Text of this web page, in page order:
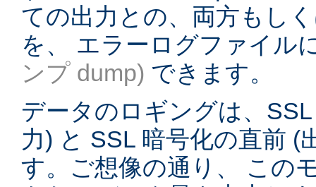
ての出力との、両方もし
を、 エラーログファイル
ンプ dump) できます。
データのロギングは、
力) と SSL 暗号化の直前 (
す。ご想像の通り、 この